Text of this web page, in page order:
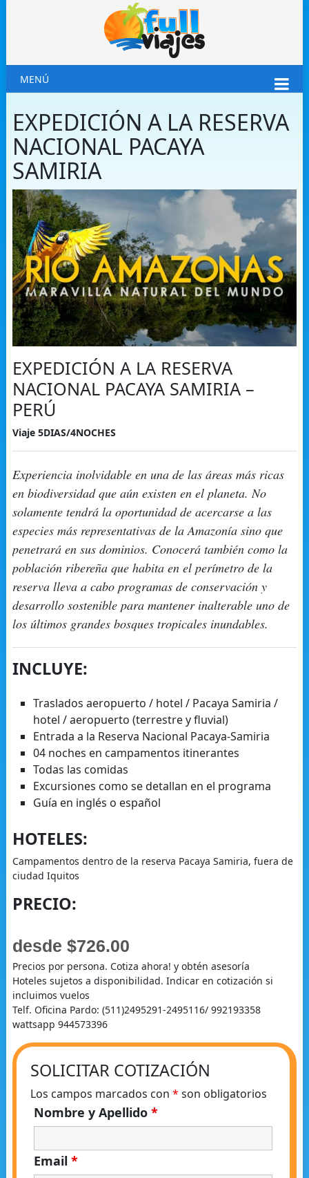
MENÚ
EXPEDICIÓN A LA RESERVA
NACIONAL PACAYA
SAMIRIA
EXPEDICIÓN A LA RESERVA
NACIONAL PACAYA SAMIRIA –
PERÚ
Viaje 5DIAS/4NOCHES
Experiencia inolvidable en una de las áreas más ricas
en biodiversidad que aún existen en el planeta. No
solamente tendrá la oportunidad de acercarse a las
especies más representativas de la Amazonía sino que
penetrará en sus dominios. Conocerá también como la
población ribereña que habita en el perímetro de la
reserva lleva a cabo programas de conservación y
desarrollo sostenible para mantener inalterable uno de
los últimos grandes bosques tropicales inundables.
INCLUYE:
Traslados aeropuerto / hotel / Pacaya Samiria /
hotel / aeropuerto (terrestre y fluvial)
Entrada a la Reserva Nacional Pacaya-Samiria
04 noches en campamentos itinerantes
Todas las comidas
Excursiones como se detallan en el programa
Guía en inglés o español
HOTELES:
Campamentos dentro de la reserva Pacaya Samiria, fuera de
ciudad Iquitos
PRECIO:
desde $726.00
Precios por persona. Cotiza ahora! y obtén asesoría
Hoteles sujetos a disponibilidad. Indicar en cotización si
incluimos vuelos
Telf. Oficina Pardo: (511)2495291-2495116/ 992193358
wattsapp 944573396
SOLICITAR COTIZACIÓN
Los campos marcados con * son obligatorios
Nombre y Apellido *
Email *